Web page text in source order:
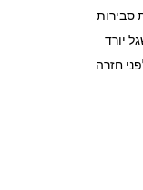
סבירות
יורד
את מחיר הכסף ל-30$ לפני חזרה